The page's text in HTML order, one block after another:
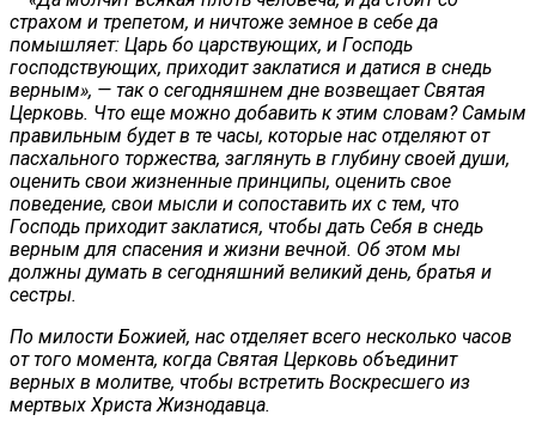
страхом и трепетом, и ничтоже земное в себе да
помышляет: Царь бо царствующих, и Господь
господствующих, приходит заклатися и датися в снедь
верным», — так о сегодняшнем дне возвещает Святая
Церковь. Что еще можно добавить к этим словам? Самым
правильным будет в те часы, которые нас отделяют от
пасхального торжества, заглянуть в глубину своей души,
оценить свои жизненные принципы, оценить свое
поведение, свои мысли и сопоставить их с тем, что
Господь приходит заклатися, чтобы дать Себя в снедь
верным для спасения и жизни вечной. Об этом мы
должны думать в сегодняшний великий день, братья и
сестры.
По милости Божией, нас отделяет всего несколько часов
от того момента, когда Святая Церковь объединит
верных в молитве, чтобы встретить Воскресшего из
мертвых Христа Жизнодавца.